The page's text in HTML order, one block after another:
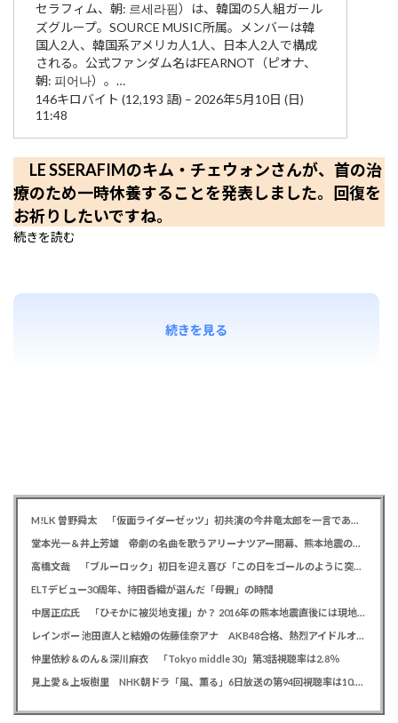
セラフィム、朝: 르세라핌）は、韓国の5人組ガール
ズグループ。SOURCE MUSIC所属。メンバーは韓
国人2人、韓国系アメリカ人1人、日本人2人で構成
される。公式ファンダム名はFEARNOT（ピオナ、
朝: 피어나）。…
146キロバイト (12,193 語) – 2026年5月10日 (日)
11:48
LE SSERAFIMのキム・チェウォンさんが、首の治
療のため一時休養することを発表しました。回復を
お祈りしたいですね。
続きを読む
続きを見る
M!LK 曽野舜太 「仮面ライダーゼッツ」初共演の今井竜太郎を一言であらわすと「大きいゴールデンレトリバー
堂本光一＆井上芳雄 帝劇の名曲を歌うアリーナツアー開幕、熊本地震の募金箱も設置「ステージから元気を届けられる形になれば」
高橋文哉 「ブルーロック」初日を迎え喜び「この日をゴールのように突っ走ってきた」
ELTデビュー30周年、持田香織が選んだ「母親」の時間
中居正広氏 「ひそかに被災地支援」か？ 2016年の熊本地震直後には現地で炊き出し 親友・松本人志の闘病に心を痛め、頻繁に連絡も
レインボー 池田直人と結婚の佐藤佳奈アナ AKB48合格、熱烈アイドルオタク「さかなちゃん」として人気に、7月末に読売テレビ退社
仲里依紗＆のん＆深川麻衣 「Tokyo middle 30」第3話視聴率は2.8％
見上愛＆上坂樹里 NHK朝ドラ「風、薫る」6日放送の第94回視聴率は10.4％